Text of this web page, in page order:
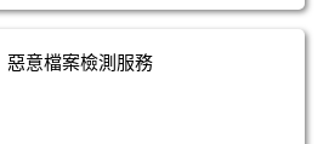
惡意檔案檢測服務